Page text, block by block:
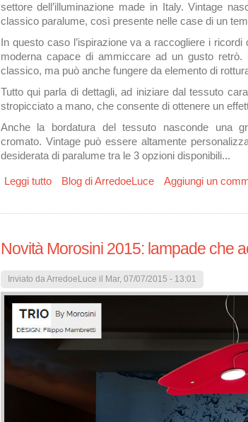
settore dell’illuminazione made in Italy. Vintage
classico paralume, così presente nelle case di un
In questo caso l’ispirazione va a raccogliere i
moderna capace di ammiccare ad un gusto
classico, ma può anche fungere da elemento di
Tutto qui parla di dettagli, ad iniziare dal tessuto
stropicciato a mano, che consente di ottenere un
Anche la bordatura del tessuto nasconde una
cromato. Vintage può essere altamente
desiderata di paralume tra le 3 opzioni disponibili...
Leggi tuttosu Novità Evi Style Vintage e Memoria:
Blog di ArredoeLuce Aggiungi un
Novità Morosini 2015: lampade che
Inviato daArredoeLuce il Mar, 07/07/2015 - 13:01